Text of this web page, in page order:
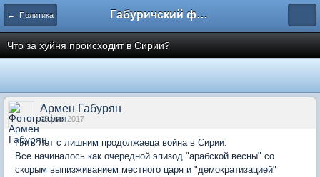
← Политика Габуричский форум
Что за хуйня происходит в Сирии?
Армен Габурян
05 мая 2017
Пять лет с лишним продолжаеца война в Сирии.
Все начиналось как очередной эпизод "арабской весны" со
скорым выпизживанием местного царя и "демократизацией"